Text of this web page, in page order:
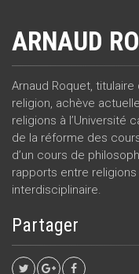
ARNAUD
Arnaud Roquet,
religion, achève
religions à l’Université
de la réforme des
d’un cours de
rapports entre
interdisciplinaire.
Partager